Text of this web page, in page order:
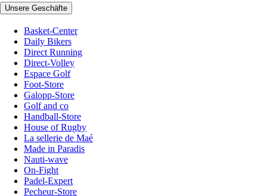
Unsere Geschäfte
Basket-Center
Daily Bikers
Direct Running
Direct-Volley
Espace Golf
Foot-Store
Galopp-Store
Golf and co
Handball-Store
House of Rugby
La sellerie de Maé
Made in Paradis
Nauti-wave
On-Fight
Padel-Expert
Pecheur-Store